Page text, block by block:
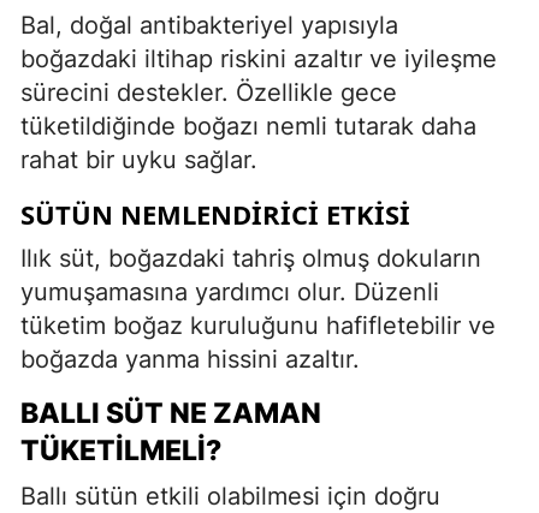
Bal, doğal antibakteriyel yapısıyla
boğazdaki iltihap riskini azaltır ve iyileşme
sürecini destekler. Özellikle gece
tüketildiğinde boğazı nemli tutarak daha
rahat bir uyku sağlar.
SÜTÜN NEMLENDIRICI ETKISI
Ilık süt, boğazdaki tahriş olmuş dokuların
yumuşamasına yardımcı olur. Düzenli
tüketim boğaz kuruluğunu hafifletebilir ve
boğazda yanma hissini azaltır.
BALLI SÜT NE ZAMAN
TÜKETILMELI?
Ballı sütün etkili olabilmesi için doğru